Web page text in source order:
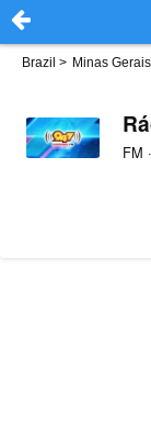
Brazil > Minas Gerais
FM